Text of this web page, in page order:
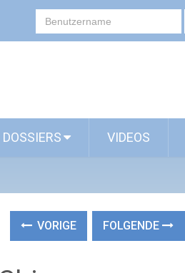
DOSSIERS VIDEOS
VORIGE FOLGENDE